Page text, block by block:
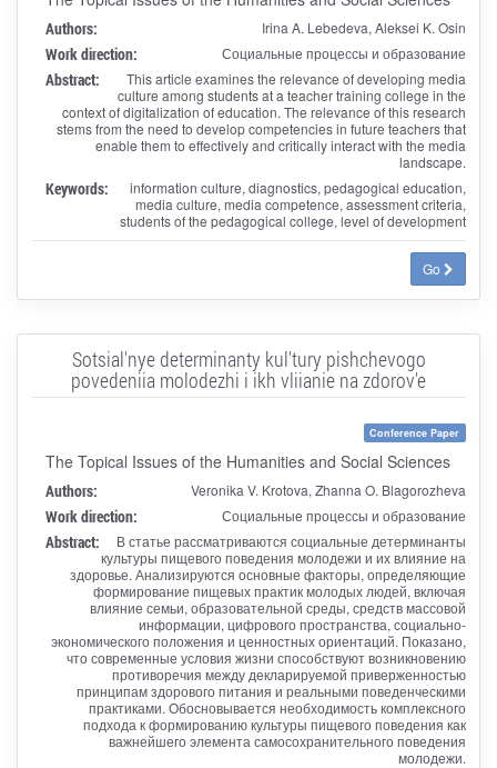
Authors: Irina A. Lebedeva, Aleksei K. Osin
Work direction: Социальные процессы и образование
Abstract:
This article examines the relevance of developing media
culture among students at a teacher training college in the
context of digitalization of education. The relevance of this research
stems from the need to develop competencies in future teachers that
enable them to effectively and critically interact with the media
landscape.
Keywords:
information culture, diagnostics, pedagogical education,
media culture, media competence, assessment criteria,
students of the pedagogical college, level of development
Go
Sotsial'nye determinanty kul'tury pishchevogo
povedeniia molodezhi i ikh vliianie na zdorov'e
Conference Paper
The Topical Issues of the Humanities and Social Sciences
Authors: Veronika V. Krotova, Zhanna O. Blagorozheva
Work direction: Социальные процессы и образование
Abstract:
В статье рассматриваются социальные детерминанты
культуры пищевого поведения молодежи и их влияние на
здоровье. Анализируются основные факторы, определяющие
формирование пищевых практик молодых людей, включая
влияние семьи, образовательной среды, средств массовой
информации, цифрового пространства, социально-
экономического положения и ценностных ориентаций. Показано,
что современные условия жизни способствуют возникновению
противоречия между декларируемой приверженностью
принципам здорового питания и реальными поведенческими
практиками. Обосновывается необходимость комплексного
подхода к формированию культуры пищевого поведения как
важнейшего элемента самосохранительного поведения
молодежи.